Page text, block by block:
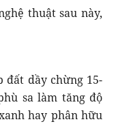
thuật sau này,
đất dầy chừng 15-
sa làm tăng độ
hay phân hữu